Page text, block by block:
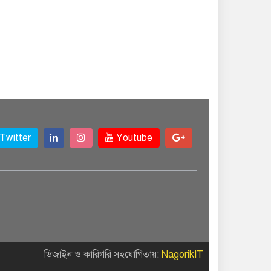
Twitter Youtube
ডিজাইন ও কারিগরি সহযোগিতায়: NagorikIT